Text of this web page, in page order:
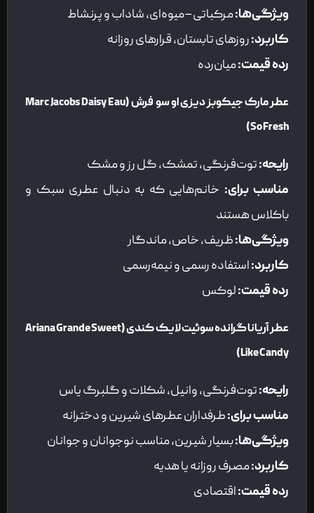
ویژگی‌ها:مرکباتی–میوه‌ای، شاداب و پرنشاط
کاربرد:روزهای تابستان، قرارهای روزانه
رده قیمت:میان‌رده
عطر مارک جیکوبز دیزی او سو فرش (Marc Jacobs Daisy Eau
So Fresh)
رایحه:توت‌فرنگی، تمشک، گل رز و مشک
مناسب برای: خانم‌هایی که به دنبال عطری سبک و
باکلاس هستند
ویژگی‌ها:ظریف، خاص، ماندگار
کاربرد:استفاده رسمی و نیمه‌رسمی
رده قیمت:لوکس
عطر آریانا گرانده سوئیت لایک کندی (Ariana Grande Sweet
Like Candy)
رایحه:توت‌فرنگی، وانیل، شکلات و گلبرگ یاس
مناسب برای:طرفداران عطرهای شیرین و دخترانه
ویژگی‌ها:بسیار شیرین، مناسب نوجوانان و جوانان
کاربرد:مصرف روزانه یا هدیه
رده قیمت:اقتصادی